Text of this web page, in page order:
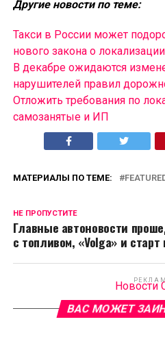
Другие новости по теме:
Такси в России может
нового закона о локализации
В декабре ожидаются
нарушителей правил
Отложить требования по
самозанятые и ИП
МАТЕРИАЛЫ ПО ТЕМЕ:
НЕ ПРОПУСТИТЕ
Главные автоновости
с топливом, «Volga» и
Новости
ВАС МОЖЕТ